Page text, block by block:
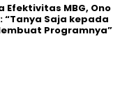
Efektivitas MBG, Ono
“Tanya Saja kepada
Programnya”‎